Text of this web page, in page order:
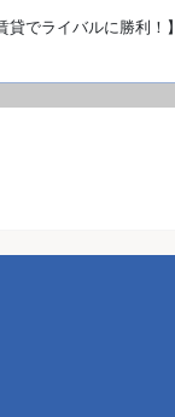
貸でライバルに勝利！】